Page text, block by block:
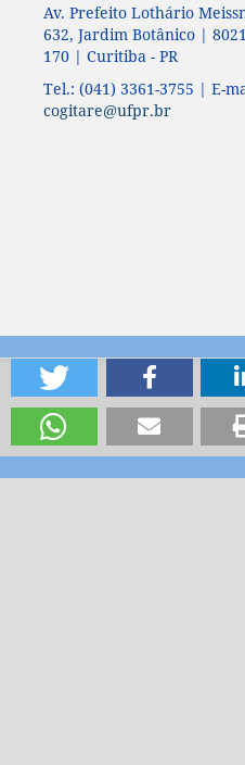
Av. Prefeito Lothário
632, Jardim Botânico |
170 | Curitiba - PR
Tel.: (041) 3361-3755 | E-
cogitare@ufpr.br